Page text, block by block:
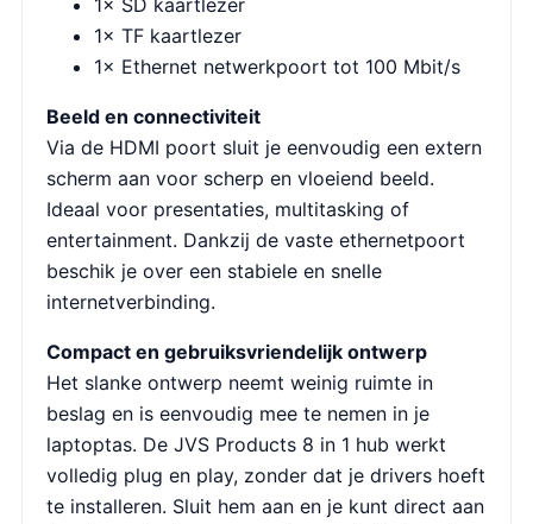
1× SD kaartlezer
1× TF kaartlezer
1× Ethernet netwerkpoort tot 100 Mbit/s
Beeld en connectiviteit
Via de HDMI poort sluit je eenvoudig een extern
scherm aan voor scherp en vloeiend beeld.
Ideaal voor presentaties, multitasking of
entertainment. Dankzij de vaste ethernetpoort
beschik je over een stabiele en snelle
internetverbinding.
Compact en gebruiksvriendelijk ontwerp
Het slanke ontwerp neemt weinig ruimte in
beslag en is eenvoudig mee te nemen in je
laptoptas. De JVS Products 8 in 1 hub werkt
volledig plug en play, zonder dat je drivers hoeft
te installeren. Sluit hem aan en je kunt direct aan